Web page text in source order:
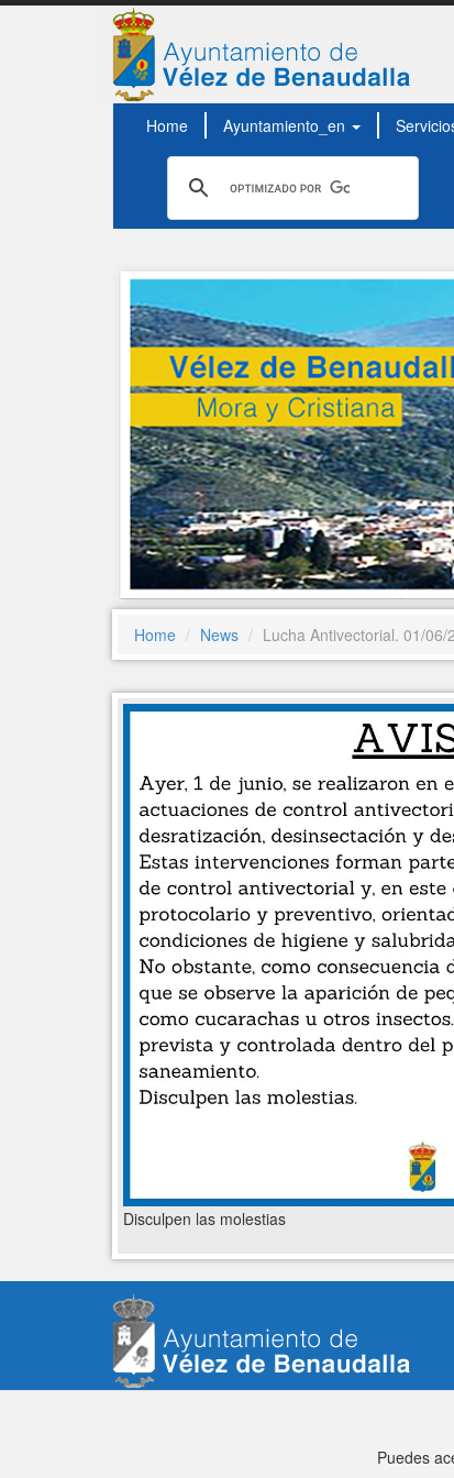
Home Ayuntamiento_en
Home News Lucha Antivectorial. 01/06/
Disculpen las molestias
Puedes